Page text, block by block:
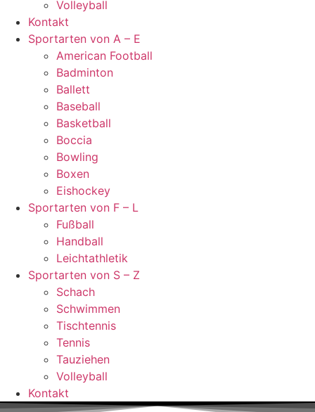
Volleyball
Kontakt
Sportarten von A – E
American Football
Badminton
Ballett
Baseball
Basketball
Boccia
Bowling
Boxen
Eishockey
Sportarten von F – L
Fußball
Handball
Leichtathletik
Sportarten von S – Z
Schach
Schwimmen
Tischtennis
Tennis
Tauziehen
Volleyball
Kontakt